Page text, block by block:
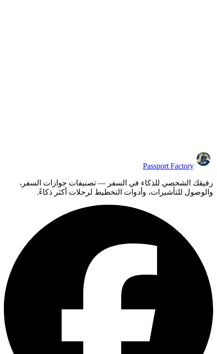
Passport Factory
رفيقك الشخصي للذكاء في السفر — تصنيفات جوازات السفر،
والوصول للتأشيرات، وأدوات التخطيط لرحلات أكثر ذكاءً.